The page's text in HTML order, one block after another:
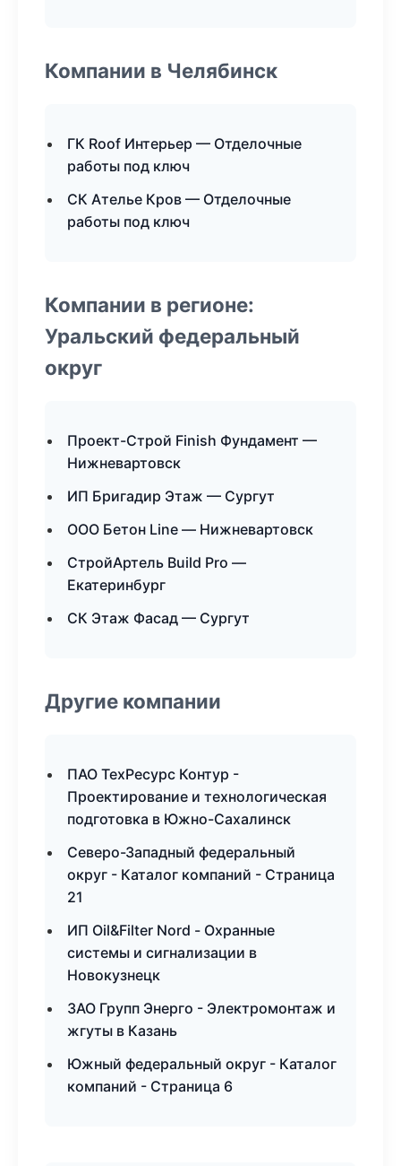
Компании в Челябинск
ГК Roof Интерьер — Отделочные
работы под ключ
СК Ателье Кров — Отделочные
работы под ключ
Компании в регионе:
Уральский федеральный
округ
Проект-Строй Finish Фундамент —
Нижневартовск
ИП Бригадир Этаж — Сургут
ООО Бетон Line — Нижневартовск
СтройАртель Build Pro —
Екатеринбург
СК Этаж Фасад — Сургут
Другие компании
ПАО ТехРесурс Контур -
Проектирование и технологическая
подготовка в Южно-Сахалинск
Северо-Западный федеральный
округ - Каталог компаний - Страница
21
ИП Oil&Filter Nord - Охранные
системы и сигнализации в
Новокузнецк
ЗАО Групп Энерго - Электромонтаж и
жгуты в Казань
Южный федеральный округ - Каталог
компаний - Страница 6